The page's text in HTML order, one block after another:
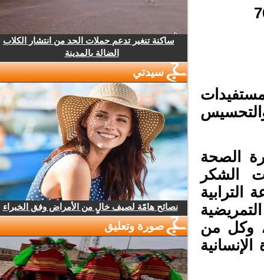
الصحة
الشكر
وكل من
ساكنة تنغير تدعم حملات الحد من انتشار الكلاب
الضالة بالمدينة
سيدتي
نصائح هامّة لصيف خالٍ من الأمراض وفق الخبراء
صورة وتعليق